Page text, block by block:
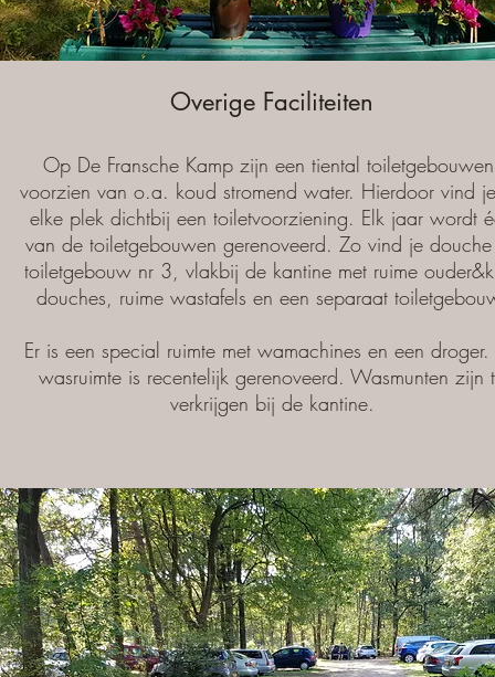
Overige Faciliteiten
Op De Fransche Kamp zijn een tiental
voorzien van o.a. koud stromend water. Hierdoor vind
elke plek dichtbij een toiletvoorziening. Elk jaar wordt
van de toiletgebouwen gerenoveerd. Zo vind je
toiletgebouw nr 3, vlakbij de kantine met ruime
douches, ruime wastafels en een separaat
Er is een special ruimte met wamachines en een
wasruimte is recentelijk gerenoveerd. Wasmunten zijn
verkrijgen bij de kantine.